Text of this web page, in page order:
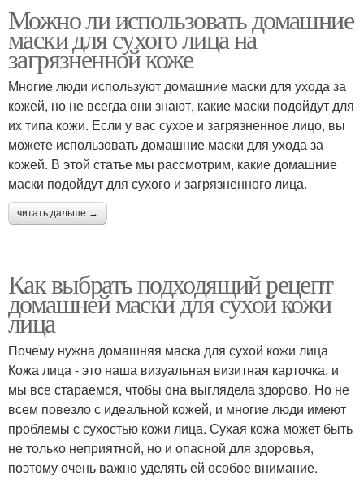
Можно ли использовать домашние
маски для сухого лица на
загрязненной коже
Многие люди используют домашние маски для ухода за
кожей, но не всегда они знают, какие маски подойдут для
их типа кожи. Если у вас сухое и загрязненное лицо, вы
можете использовать домашние маски для ухода за
кожей. В этой статье мы рассмотрим, какие домашние
маски подойдут для сухого и загрязненного лица.
читать дальше →
Как выбрать подходящий рецепт
домашней маски для сухой кожи
лица
Почему нужна домашняя маска для сухой кожи лица
Кожа лица - это наша визуальная визитная карточка, и
мы все стараемся, чтобы она выглядела здорово. Но не
всем повезло с идеальной кожей, и многие люди имеют
проблемы с сухостью кожи лица. Сухая кожа может быть
не только неприятной, но и опасной для здоровья,
поэтому очень важно уделять ей особое внимание.